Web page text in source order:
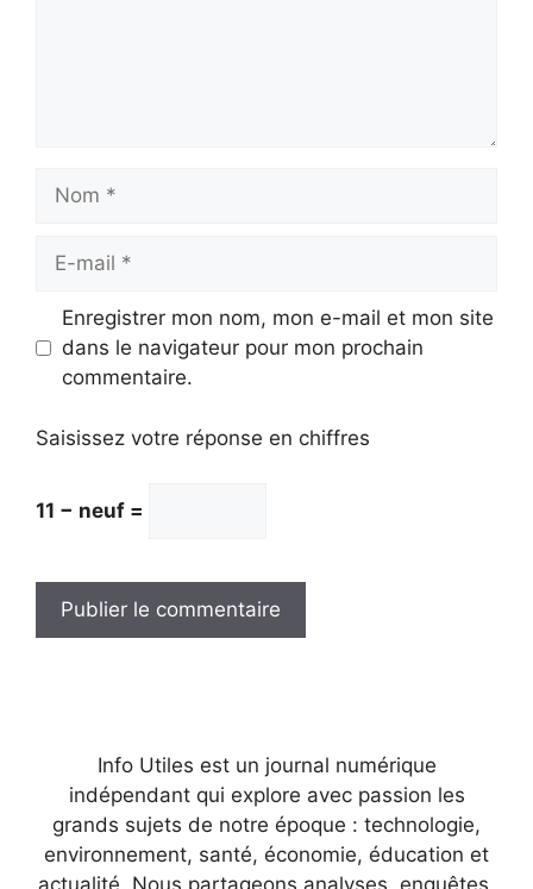
Nom
Enregistrer mon nom, mon e-mail et mon site
dans le navigateur pour mon prochain
commentaire.
Saisissez votre réponse en chiffres
11 − neuf =
Info Utiles est un journal numérique
indépendant qui explore avec passion les
grands sujets de notre époque : technologie,
environnement, santé, économie, éducation et